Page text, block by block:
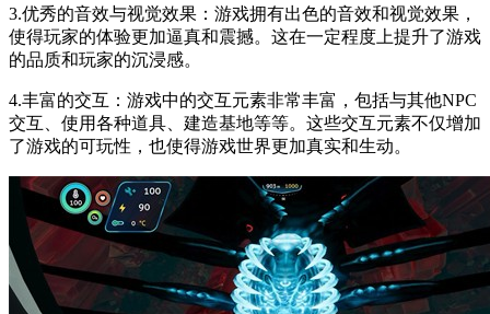
3.优秀的音效与视觉效果：游戏拥有出色的音效和视觉效果，
使得玩家的体验更加逼真和震撼。这在一定程度上提升了游戏
的品质和玩家的沉浸感。
4.丰富的交互：游戏中的交互元素非常丰富，包括与其他NPC
交互、使用各种道具、建造基地等等。这些交互元素不仅增加
了游戏的可玩性，也使得游戏世界更加真实和生动。